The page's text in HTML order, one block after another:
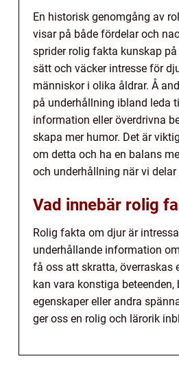
En historisk genomgång av
visar på både fördelar och
sprider rolig fakta kunskap
sätt och väcker intresse för
människor i olika åldrar. Å
på underhållning ibland leda
information eller överdrivna
skapa mer humor. Det är
om detta och ha en balans
och underhållning när vi
Vad innebär rolig
Rolig fakta om djur är
underhållande information
få oss att skratta, överraskas
kan vara konstiga
egenskaper eller andra
ger oss en rolig och lärorik